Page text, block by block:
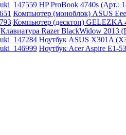
HP ProBook 4740s (Арт.:
Компьютер (моноблок) ASUS
Компьютер (десктоп) GELEZKA
Клавиатура Razer BlackWidow 2013
Ноутбук ASUS X301A
Ноутбук Acer Aspire E1-